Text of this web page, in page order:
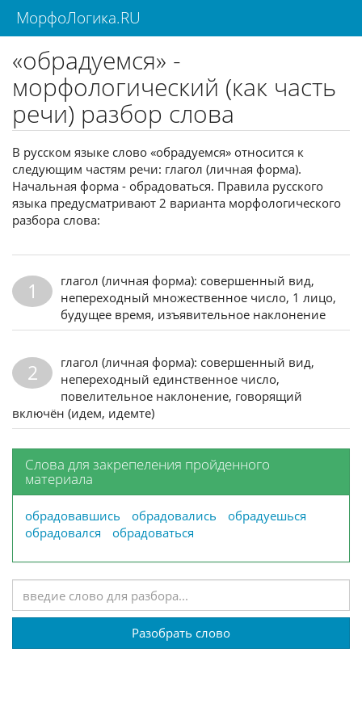
МорфоЛогика.RU
«обрадуемся» -
морфологический (как часть
речи) разбор слова
В русском языке слово «обрадуемся» относится к
следующим частям речи: глагол (личная форма).
Начальная форма - обрадоваться. Правила русского
языка предусматривают 2 варианта морфологического
разбора слова:
1
глагол (личная форма): совершенный вид,
непереходный множественное число, 1 лицо,
будущее время, изъявительное наклонение
2
глагол (личная форма): совершенный вид,
непереходный единственное число,
повелительное наклонение, говорящий
включён (идем, идемте)
Слова для закрепеления пройденного
материала
обрадовавшись обрадовались
обрадуешься
обрадовался
обрадоваться
Разобрать слово